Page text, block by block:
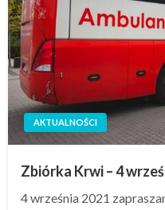
AKTUALNOŚCI
Zbiórka Krwi – 4
4 września 2021